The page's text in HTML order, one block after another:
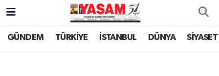
GÜNDEM TÜRKİYE İSTANBUL DÜNYA SİYASET